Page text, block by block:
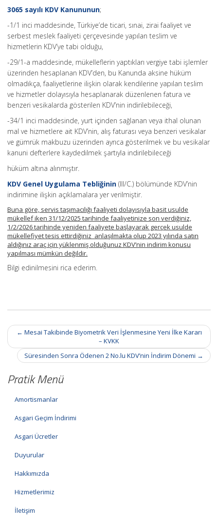
3065 sayılı KDV Kanununun;
-1/1 inci maddesinde, Türkiye’de ticari, sınai, zirai faaliyet ve
serbest meslek faaliyeti çerçevesinde yapılan teslim ve
hizmetlerin KDV’ye tabi olduğu,
-29/1-a maddesinde, mükelleflerin yaptıkları vergiye tabi işlemler
üzerinden hesaplanan KDV’den, bu Kanunda aksine hüküm
olmadıkça, faaliyetlerine ilişkin olarak kendilerine yapılan teslim
ve hizmetler dolayısıyla hesaplanarak düzenlenen fatura ve
benzeri vesikalarda gösterilen KDV’nin indirilebileceği,
-34/1 inci maddesinde, yurt içinden sağlanan veya ithal olunan
mal ve hizmetlere ait KDV’nin, alış faturası veya benzeri vesikalar
ve gümrük makbuzu üzerinden ayrıca gösterilmek ve bu vesikalar
kanuni defterlere kaydedilmek şartıyla indirilebileceği
hüküm altına alınmıştır.
KDV Genel Uygulama Tebliğinin (III/C.) bölümünde KDV’nin
indirimine ilişkin açıklamalara yer verilmiştir.
Buna göre, servis taşımacılığı faaliyeti dolayısıyla basit usulde
mükellef iken 31/12/2025 tarihinde faaliyetinize son verdiğiniz,
1/2/2026 tarihinde yeniden faaliyete başlayarak gerçek usulde
mükellefiyet tesis ettirdiğiniz anlaşılmakta olup 2023 yılında satın
aldığınız araç için yüklenmiş olduğunuz KDV’nin indirim konusu
yapılması mümkün değildir.
Bilgi edinilmesini rica ederim.
Post
navigation
← Mesai Takibinde Biyometrik Veri İşlenmesine Yeni İlke Kararı
– KVKK
Süresinden Sonra Ödenen 2 No.lu KDV’nin İndirim Dönemi →
Pratik Menü
Amortismanlar
Asgari Geçim İndirimi
Asgari Ücretler
Duyurular
Hakkımızda
Hizmetlerimiz
İletişim